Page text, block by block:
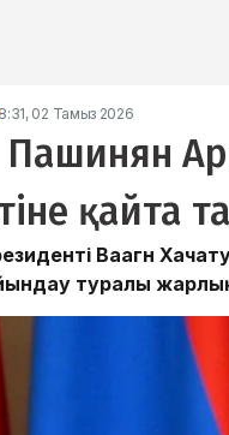
02 Тамыз 2026
қайта
Ваагн
туралы